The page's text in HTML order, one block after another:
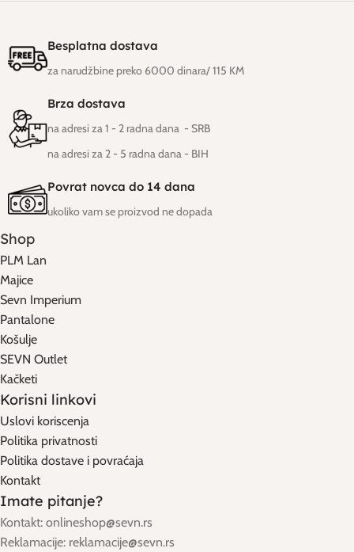
Besplatna dostava
za narudžbine preko 6000 dinara/ 115 KM
Brza dostava
na adresi za 1 - 2 radna dana - SRB
na adresi za 2 - 5 radna dana- BIH
Povrat novca do 14 dana
ukoliko vam se proizvod ne dopada
Shop
PLM Lan
Majice
Sevn Imperium
Pantalone
Košulje
SEVN Outlet
Kačketi
Korisni linkovi
Uslovi koriscenja
Politika privatnosti
Politika dostave i povraćaja
Kontakt
Imate pitanje?
Kontakt: onlineshop@sevn.rs
Reklamacije: reklamacije@sevn.rs